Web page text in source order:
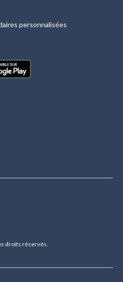
personnalisées
droits réservés.